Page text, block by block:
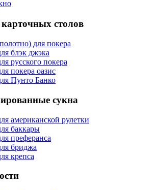
столов
для покера
блэк джэка
русского покера
покера оазис
Пунто Банко
сукна
американской рулетки
баккары
преферанса
бриджа
крепса